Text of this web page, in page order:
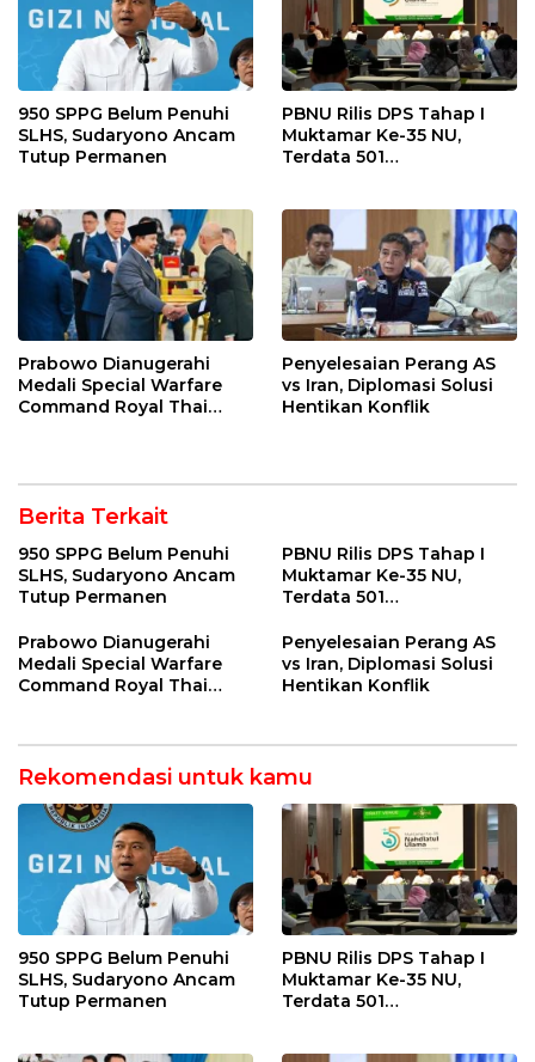
950 SPPG Belum Penuhi
SLHS, Sudaryono Ancam
Tutup Permanen
PBNU Rilis DPS Tahap I
Muktamar Ke-35 NU,
Terdata 501
Prabowo Dianugerahi
Medali Special Warfare
Command Royal Thai
Penyelesaian Perang AS
vs Iran, Diplomasi Solusi
Hentikan Konflik
Berita Terkait
950 SPPG Belum Penuhi
SLHS, Sudaryono Ancam
Tutup Permanen
PBNU Rilis DPS Tahap I
Muktamar Ke-35 NU,
Terdata 501
Prabowo Dianugerahi
Medali Special Warfare
Command Royal Thai
Penyelesaian Perang AS
vs Iran, Diplomasi Solusi
Hentikan Konflik
Rekomendasi untuk kamu
950 SPPG Belum Penuhi
SLHS, Sudaryono Ancam
Tutup Permanen
PBNU Rilis DPS Tahap I
Muktamar Ke-35 NU,
Terdata 501